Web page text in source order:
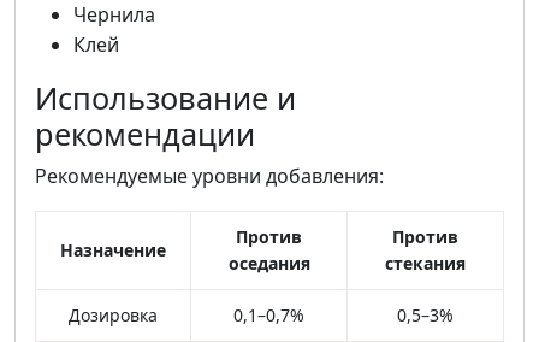
Чернила
Клей
Использование и
рекомендации
Рекомендуемые уровни добавления:
Назначение
Против
оседания
Против
стекания
Дозировка 0,1–0,7% 0,5–3%